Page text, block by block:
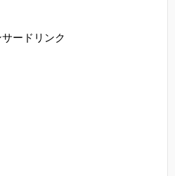
サードリンク